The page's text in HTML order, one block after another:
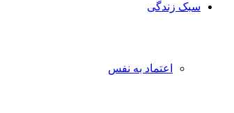
سبک زندگی
اعتماد به نفس